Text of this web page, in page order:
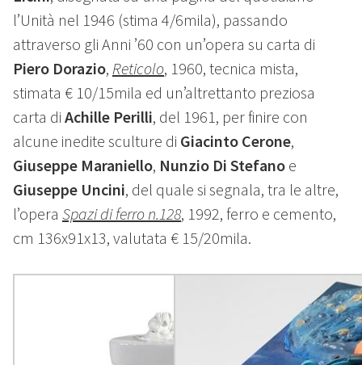
l’Unità nel 1946 (stima 4/6mila), passando
attraverso gli Anni ’60 con un’opera su carta di
Piero Dorazio, Reticolo, 1960, tecnica mista,
stimata € 10/15mila ed un’altrettanto preziosa
carta di Achille Perilli, del 1961, per finire con
alcune inedite sculture di Giacinto Cerone,
Giuseppe Maraniello, Nunzio Di Stefano e
Giuseppe Uncini, del quale si segnala, tra le altre,
l’opera Spazi di ferro n.128, 1992, ferro e cemento,
cm 136x91x13, valutata € 15/20mila.